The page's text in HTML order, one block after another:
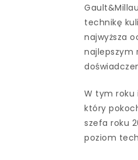
technikę
najwyższa
najlepszym
W tym roku
który
szefa roku
poziom